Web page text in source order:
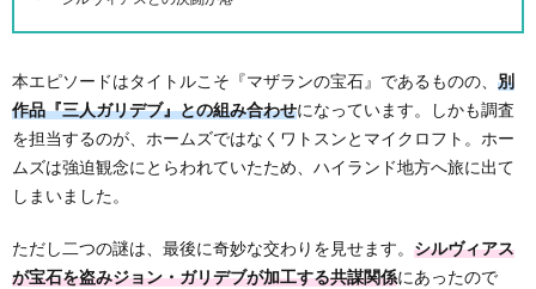
本エピソードはタイトルこそ『マザランの宝石』であるものの、 別
作品『三人ガリデブ』との組み合わせになっています。しかも調査
を担当するのが、ホームズではなくワトスンとマイクロフト。ホー
ムズは強迫観念にとらわれていたため、ハイランド地方へ旅に出て
しまいました。
ただし二つの謎は、最後に奇妙な交わりを見せます。 シルヴィアス
が宝石を盗みジョン・ガリデブが加工する共謀関係にあったので